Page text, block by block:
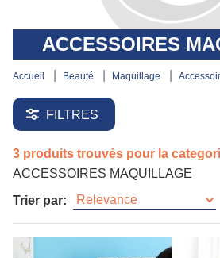
ACCESSOIRES
accueil beauté maquillage
FILTRES
3 produits trouvés pour la
ACCESSOIRES MAQUILLAGE
Trier par: